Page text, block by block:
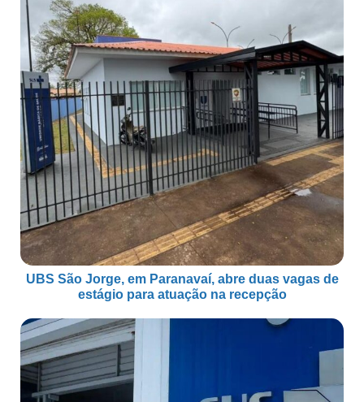
UBS São Jorge, em Paranavaí, abre duas vagas de
estágio para atuação na recepção